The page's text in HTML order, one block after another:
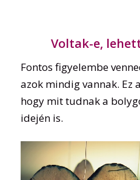
Voltak-e,
Fontos figyelembe
azok mindig vannak. Ez
hogy mit tudnak a
idején is.